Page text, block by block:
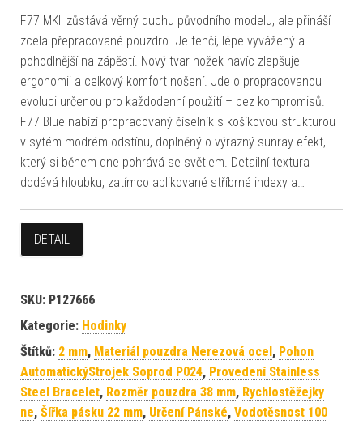
F77 MKII zůstává věrný duchu původního modelu, ale přináší
zcela přepracované pouzdro. Je tenčí, lépe vyvážený a
pohodlnější na zápěstí. Nový tvar nožek navíc zlepšuje
ergonomii a celkový komfort nošení. Jde o propracovanou
evoluci určenou pro každodenní použití – bez kompromisů.
F77 Blue nabízí propracovaný číselník s košíkovou strukturou
v sytém modrém odstínu, doplněný o výrazný sunray efekt,
který si během dne pohrává se světlem. Detailní textura
dodává hloubku, zatímco aplikované stříbrné indexy a…
DETAIL
SKU: P127666
Kategorie: Hodinky
Štítků: 2 mm, Materiál pouzdra Nerezová ocel, Pohon
AutomatickýStrojek Soprod P024, Provedení Stainless
Steel Bracelet, Rozměr pouzdra 38 mm, Rychlostěžejky
ne, Šířka pásku 22 mm, Určení Pánské, Vodotěsnost 100